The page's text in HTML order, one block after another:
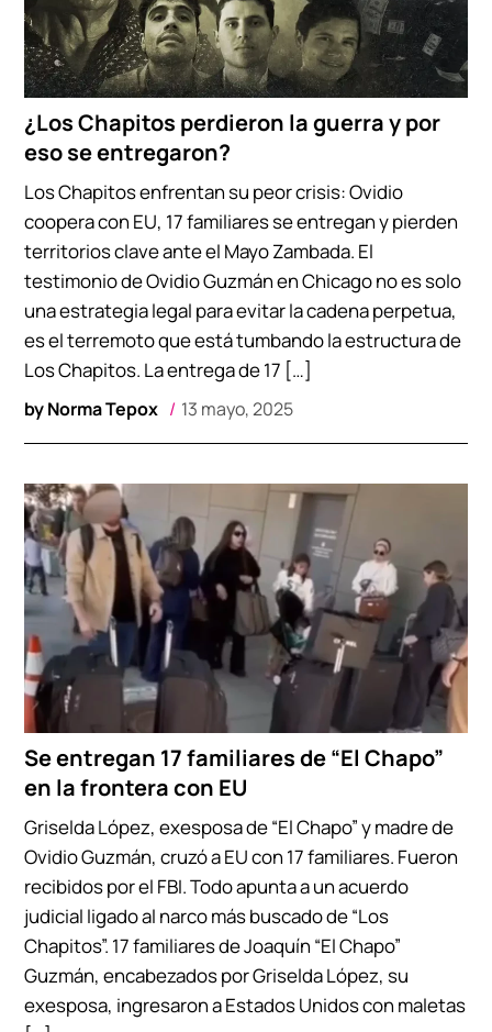
¿Los Chapitos perdieron la guerra y por
eso se entregaron?
byNorma Tepox 13 mayo, 2025
Los Chapitos enfrentan su peor crisis: Ovidio
coopera con EU, 17 familiares se entregan y pierden
territorios clave ante el Mayo Zambada. El
testimonio de Ovidio Guzmán en Chicago no es solo
una estrategia legal para evitar la cadena perpetua,
es el terremoto que está tumbando la estructura de
Los Chapitos. La entrega de 17 […]
Se entregan 17 familiares de “El Chapo”
en la frontera con EU
Griselda López, exesposa de “El Chapo” y madre de
Ovidio Guzmán, cruzó a EU con 17 familiares. Fueron
recibidos por el FBI. Todo apunta a un acuerdo
judicial ligado al narco más buscado de “Los
Chapitos”. 17 familiares de Joaquín “El Chapo”
Guzmán, encabezados por Griselda López, su
exesposa, ingresaron a Estados Unidos con maletas